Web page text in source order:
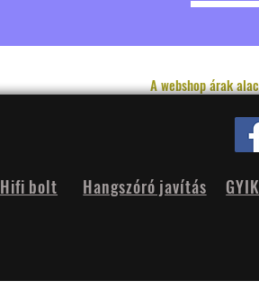
A webshop árak
Hifi bolt Hangszóró javítás GYIK